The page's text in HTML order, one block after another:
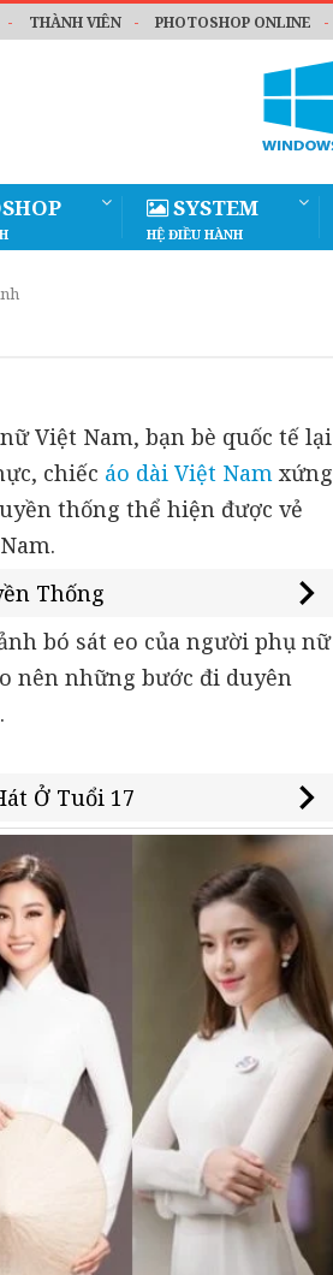
THÀNH VIÊN PHOTOSHOP ONLINE
SYSTEM
HỆ ĐIỀU HÀNH
Việt Nam, bạn bè quốc tế lại
chiếc áo dài Việt Namxứng
thống thể hiện được vẻ
Thống
bó sát eo của người phụ nữ
nên những bước đi duyên
Ở Tuổi 17